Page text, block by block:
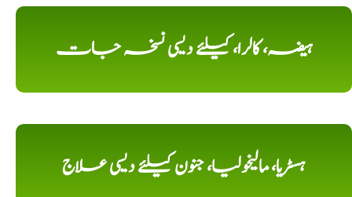
ہیضہ، کالرا، کیلئے دیسی نسخہ جات
ہسٹریا، مالیخولیا، جنون کیلئے دیسی علاج